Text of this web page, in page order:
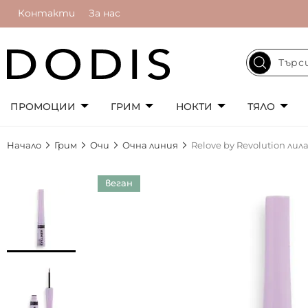
Контакти За нас
ПРОМОЦИИ ГРИМ НОКТИ ТЯЛО
Начало Грим Очи Очна линия Relove by Revolution
веган
галерията
изображенията